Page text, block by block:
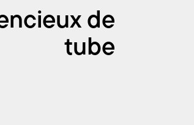
de
tube